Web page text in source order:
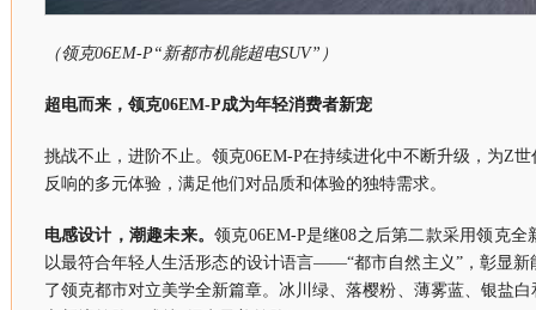
（领克06EM-P“新都市机能超电SUV”）
超电而来，领克06EM-P成为年轻消费者新宠
挑战不止，进阶不止。领克06EM-P在持续进化中不断升级，为Z
反响的多元体验，满足他们对品质和体验的独特需求。
电感设计，潮趣未来。领克06EM-P是继08之后第二款采用领克
以最符合年轻人生活形态的设计语言——“都市自然主义”，彰显
了领克都市对立美学全新篇章。冰川绿、落樱粉、薄雾蓝、银盐